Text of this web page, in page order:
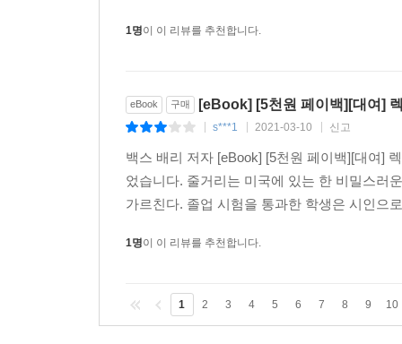
1명이 이 리뷰를 추천합니다.
eBook 구매 [eBook] [5천원 페이백][대여]
s***1 2021-03-10 신고
백스 배리 저자 [eBook] [5천원 페이백][대여]
었습니다. 줄거리는 미국에 있는 한 비밀스러
가르친다. 졸업 시험을 통과한 학생은 시인으
1명이 이 리뷰를 추천합니다.
1 2 3 4 5 6 7 8 9 10